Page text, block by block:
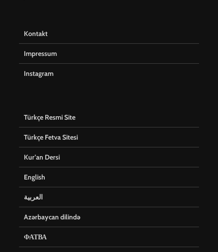
Kontakt
Impressum
Instagram
Türkçe Resmi Site
Türkçe Fetva Sitesi
Kur’an Dersi
English
العربية
Azərbaycan dilində
ФАТВА